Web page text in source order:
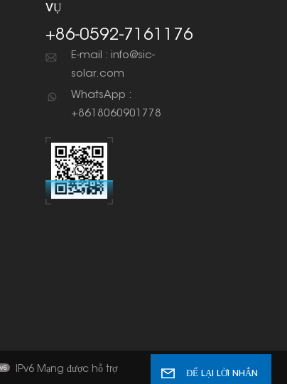
VỤ
+86-0592-7161176
E-mail : info@sic-
solar.com
WhatsApp :
+8618060901778
IPv6 Mạng được hỗ trợ ĐỂ LẠI LỜI NHẮN